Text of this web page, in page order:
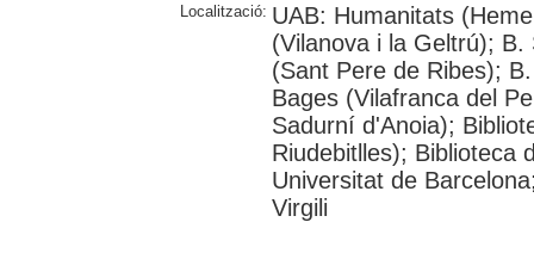
Localització: UAB: Humanitats
(Vilanova i la Geltrú);
(Sant Pere de Ribes);
Bages (Vilafranca del
Sadurní d'Anoia);
Riudebitlles); Biblioteca
Universitat de
Virgili